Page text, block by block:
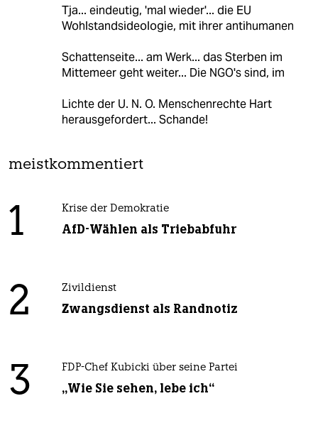
Tja... eindeutig, 'mal wieder'... die EU
Wohlstandsideologie, mit ihrer antihumanen
Schattenseite... am Werk... das Sterben im
Mittemeer geht weiter... Die NGO's sind, im
Lichte der U. N. O. Menschenrechte Hart
herausgefordert... Schande!
meistkommentiert
1 Krise der Demokratie
AfD-Wählen als Triebabfuhr
2 Zivildienst
Zwangsdienst als Randnotiz
3 FDP-Chef Kubicki über seine Partei
„Wie Sie sehen, lebe ich“